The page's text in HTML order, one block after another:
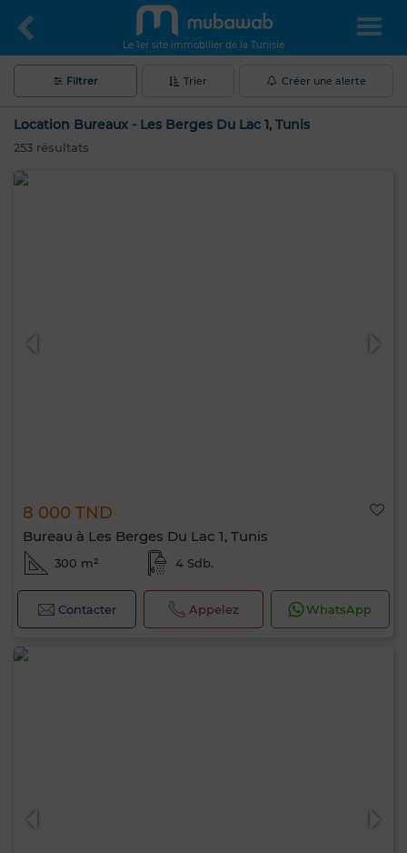
Le 1er site immobilier de la Tunisie
Filtrer Trier Créer une alerte
Location Bureaux - Les Berges Du Lac 1, Tunis
253 résultats
8 000 TND
Bureau à Les Berges Du Lac 1, Tunis
300 m² 4 Sdb.
Contacter Appelez WhatsApp